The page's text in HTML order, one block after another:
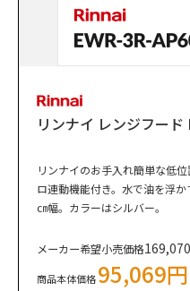
リンナイ レンジフード
リンナイのお手入れ簡単な低
ロ連動機能付き。水で油を浮
㎝幅。カラーはシルバー。
メーカー希望小売価格
商品本体価格95,069円